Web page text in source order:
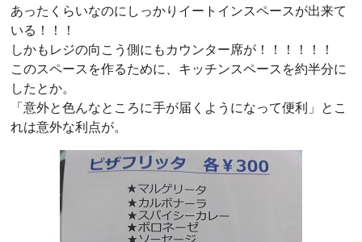
あったくらいなのにしっかりイートインスペースが出来て
いる！！！
しかもレジの向こう側にもカウンター席が！！！！！！
このスペースを作るために、キッチンスペースを約半分に
したとか。
「意外と色んなところに手が届くようになって便利」とこ
れは意外な利点が。